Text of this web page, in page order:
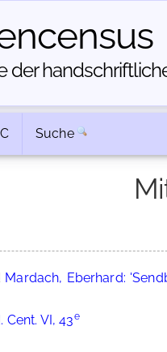
der
Suche
Mardach, Eberhard:
VI, 43e